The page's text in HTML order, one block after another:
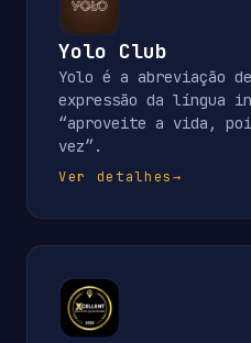
Yolo Club
Yolo é a abreviação
expressão da língua
“aproveite a vida,
vez”.
Ver detalhes→